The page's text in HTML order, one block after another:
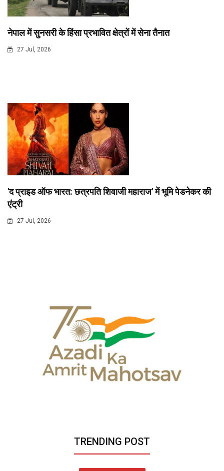
नेपाल में सुनसरी के हिंसा प्रभावित क्षेत्रों में सेना तैनात
27 Jul, 2026
'द प्राइड ऑफ भारत: छत्रपति शिवाजी महाराज' में भूमि पेडनेकर की
एंट्री
27 Jul, 2026
TRENDING POST